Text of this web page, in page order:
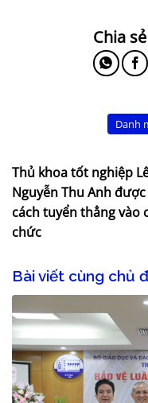
Danh
Thủ khoa tốt nghiệp
Nguyễn Thu Anh
cách tuyển thẳng vào
chức
Bài viết cùng chủ